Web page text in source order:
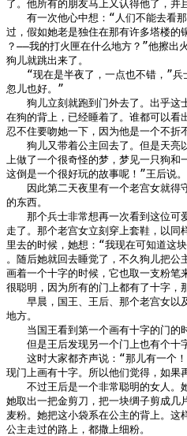
了。他所有的朋友马上又认得他了，并
有一次他心中想：“人们不能去看那
过，假如她老是独住在那有许多塔楼的
？——我的打火匣在什么地方？”他擦出
狗儿就跳出来了。
“现在是半夜了，一点也不错，”兵
忽儿也好。”
狗儿立刻就跑到门外去了。出乎这
在狗的背上，已经睡着了。谁都可以看
忍不住要吻她一下，因为他是一个不折
狗儿又带着公主回去了。但是天亮
上做了一个很奇怪的梦，梦见一只狗和
这倒是一个很好玩的故事呢！”王后说。
因此第二天夜里有一个老宫女就得
的东西。
那个兵士非常想再一次看到这位可
走了。那个老宫女立刻穿上套鞋，以
里去的时候，她想：“我现在可知道这
。随后她就回去睡觉了，不久狗儿把
画着一个十字的时候，它也取一支粉笔
很聪明，因为所有的门上都有了十字，
早晨，国王、王后、那个老宫女以
地方。
当国王看到第一个画有十字的门的
但是王后发现另一个门上也有个十
这时大家都齐声说：“那儿有一个！
现门上画有十字。所以他们觉得，如果
不过王后是一个非常聪明的女人。
她取出一把金剪刀，把一块绸子剪成几
麦粉。她把这小袋系在公主的背上。
公主走过的路上，都撒上细粉。